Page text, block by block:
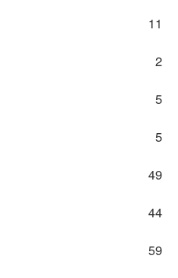
11
2
5
5
49
44
59